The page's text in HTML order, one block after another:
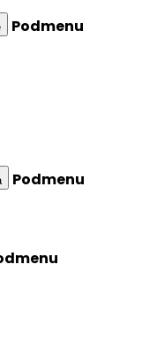
Podmenu
Podmenu